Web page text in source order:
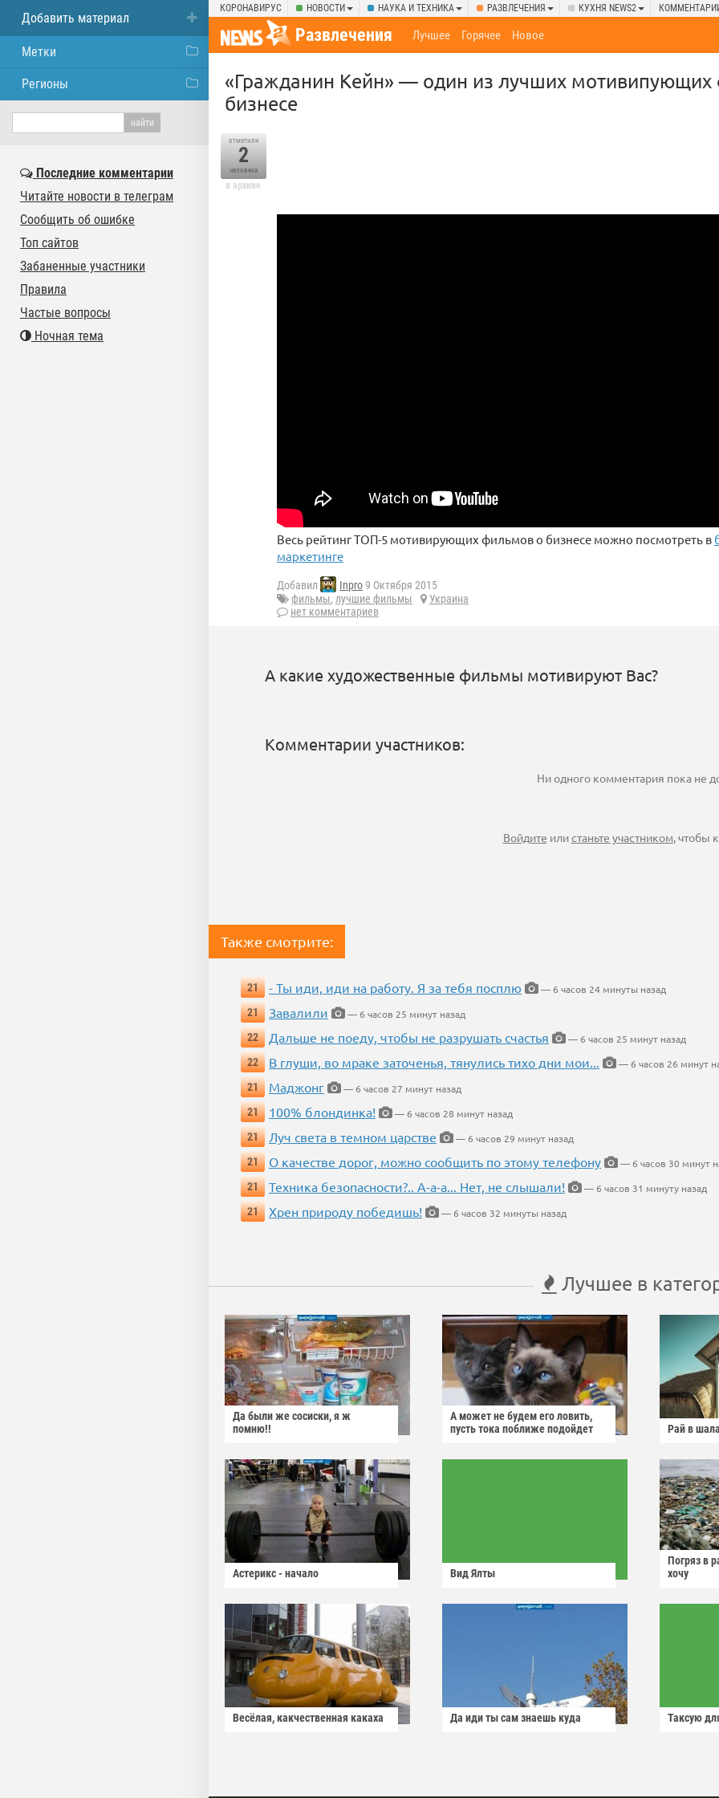
КОРОНАВИРУС НОВОСТИ НАУКА И ТЕХНИКА РАЗВЛЕЧЕНИЯ КУХНЯ NEWS2
Развлечения Лучшее Горячее Новое
«Гражданин Кейн» — один из лучших
бизнесе
отметили
2
человека
в архиве
Весь рейтинг ТОП-5 мотивирующих фильмов о бизнесе можно посмотреть в
маркетинге
Добавил Inpro9 Октября 2015
фильмы, лучшие фильмы
Украина
нет комментариев
А какие художественные фильмы мотивируют Вас?
Комментарии участников:
Ни одного комментария пока не
Войдите илистаньте участником, чтобы
Также смотрите:
21 - Ты иди, иди на работу. Я за тебя посплю
— 6 часов 24 минуты назад
21
Завалили
— 6 часов 25 минут назад
22
Дальше не поеду, чтобы не разрушать счастья
— 6 часов 25 минут назад
22
В глуши, во мраке заточенья, тянулись тихо дни мои...
— 6 часов 26 минут
21
Маджонг
— 6 часов 27 минут назад
21
100% блондинка!
— 6 часов 28 минут назад
21
Луч света в темном царстве
— 6 часов 29 минут назад
21
О качестве дорог, можно сообщить по этому телефону
— 6 часов 30 минут
21
Техника безопасности?.. А-а-а... Нет, не слышали!
— 6 часов 31 минуту назад
21
Хрен природу победишь! — 6 часов 32 минуты назад
Лучшее в
Да были же сосиски, я ж
помню!!
А может не будем его ловить,
пусть тока поближе подойдет
Рай в
Астерикс - начало Вид Ялты
Погряз в
хочу
Весёлая, какчественная какаха Да иди ты сам знаешь куда Таксую
Добавить материал
Метки
Регионы
Последние комментарии
Читайте новости в телеграм
Сообщить об ошибке
Топ сайтов
Забаненные участники
Правила
Частые вопросы
Ночная тема